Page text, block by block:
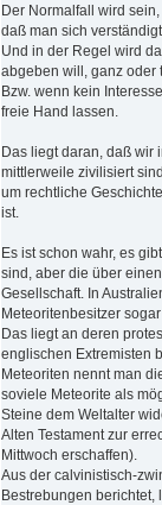
Der Normalfall wird
daß man sich
Und in der Regel wird
abgeben will, ganz oder
Bzw. wenn kein
freie Hand lassen.
Das liegt daran, daß wir
mittlerweile zivilisiert
um rechtliche
ist.
Es ist schon wahr, es
sind, aber die über
Gesellschaft. In
Meteoritenbesitzer
Das liegt an deren
englischen Extremisten
Meteoriten nennt man
soviele Meteorite als
Steine dem Weltalter
Alten Testament zur
Mittwoch erschaffen).
Aus der calvinistisch-
Bestrebungen berichtet,